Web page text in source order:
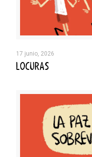
17 junio, 2026
LOCURAS